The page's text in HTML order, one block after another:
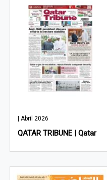
| Abril 2026
QATAR TRIBUNE | Qatar